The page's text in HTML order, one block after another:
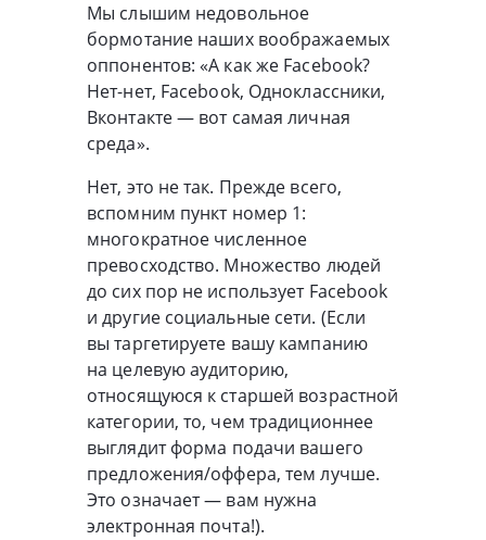
Мы слышим недовольное
бормотание наших воображаемых
оппонентов: «А как же Facebook?
Нет-нет, Facebook, Одноклассники,
Вконтакте — вот самая личная
среда».
Нет, это не так. Прежде всего,
вспомним пункт номер 1:
многократное численное
превосходство. Множество людей
до сих пор не использует Facebook
и другие социальные сети. (Если
вы таргетируете вашу кампанию
на целевую аудиторию,
относящуюся к старшей возрастной
категории, то, чем традиционнее
выглядит форма подачи вашего
предложения/оффера, тем лучше.
Это означает — вам нужна
электронная почта!).